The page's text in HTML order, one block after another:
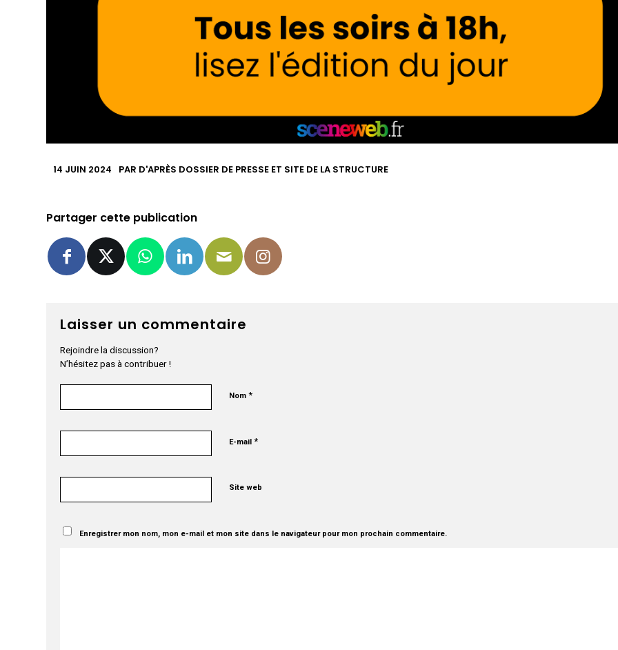
14 JUIN 2024 PAR D'APRÈS DOSSIER DE PRESSE ET SITE DE LA STRUCTURE
Partager cette publication
Laisser un commentaire
Rejoindre la discussion?
N’hésitez pas à contribuer !
Nom*
E-mail*
Site web
Enregistrer mon nom, mon e-mail et mon site dans le navigateur pour mon prochain commentaire.